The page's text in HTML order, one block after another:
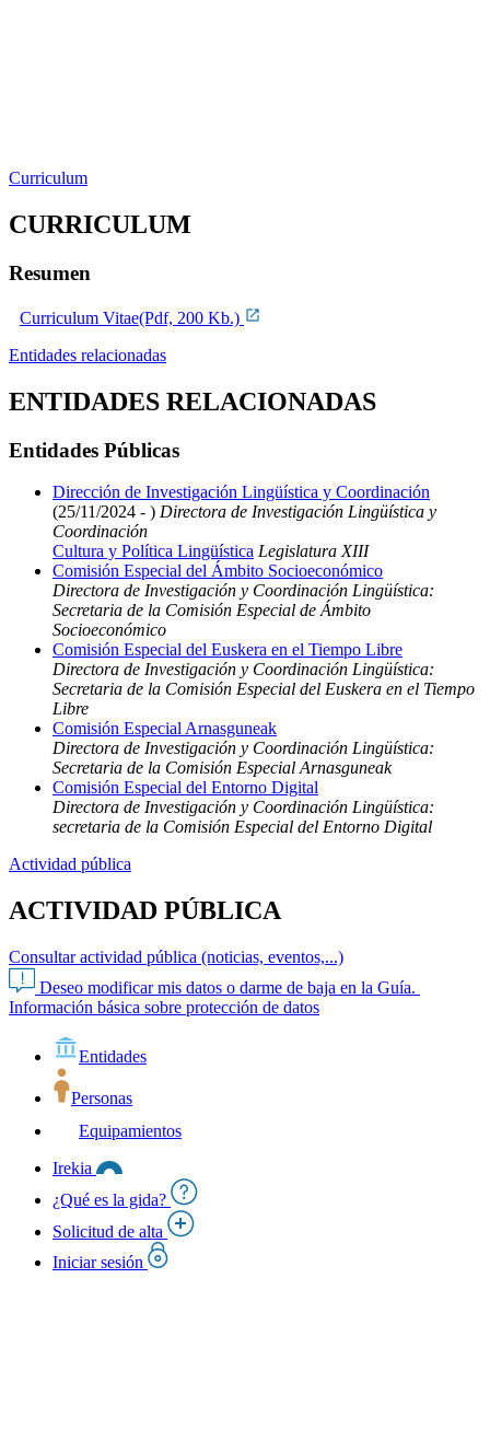
Curriculum
CURRICULUM
Resumen
Curriculum Vitae(Pdf, 200 Kb.)
Entidades relacionadas
ENTIDADES RELACIONADAS
Entidades Públicas
Dirección de Investigación Lingüística y Coordinación
(25/11/2024 - ) Directora de Investigación Lingüística y
Coordinación
Cultura y Política Lingüística Legislatura XIII
Comisión Especial del Ámbito Socioeconómico
Directora de Investigación y Coordinación Lingüística:
Secretaria de la Comisión Especial de Ámbito
Socioeconómico
Comisión Especial del Euskera en el Tiempo Libre
Directora de Investigación y Coordinación Lingüística:
Secretaria de la Comisión Especial del Euskera en el Tiempo
Libre
Comisión Especial Arnasguneak
Directora de Investigación y Coordinación Lingüística:
Secretaria de la Comisión Especial Arnasguneak
Comisión Especial del Entorno Digital
Directora de Investigación y Coordinación Lingüística:
secretaria de la Comisión Especial del Entorno Digital
Actividad pública
ACTIVIDAD PÚBLICA
Consultar actividad pública (noticias, eventos,...)
Deseo modificar mis datos o darme de baja en la Guía.
Información básica sobre protección de datos
Entidades
Personas
Equipamientos
Irekia
¿Qué es la gida?
Solicitud de alta
Iniciar sesión